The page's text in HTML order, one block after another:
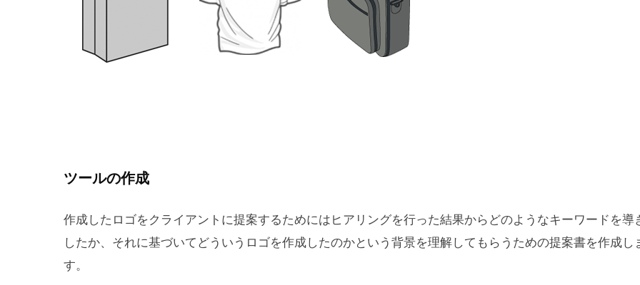
ツールの作成
作成したロゴをクライアントに提案するためにはヒアリングを行った結果からどのようなキーワードを導
したか、それに基づいてどういうロゴを作成したのかという背景を理解してもらうための提案書を作成し
す。